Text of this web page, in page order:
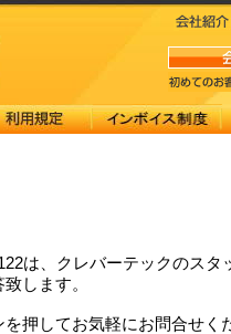
は、クレバーテックのスタ
します。
を押してお気軽にお問合せく